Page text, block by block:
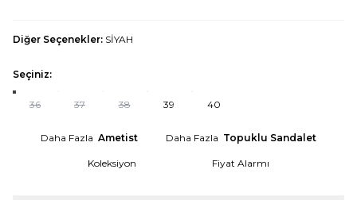
Diğer Seçenekler: SİYAH
Seçiniz:
36 37 38 39 40
Daha Fazla Ametist Daha Fazla Topuklu Sandalet
Koleksiyon Fiyat Alarmı